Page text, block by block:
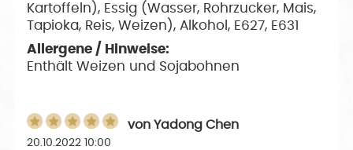
Kartoffeln), Essig (Wasser, Rohrzucker, Mais,
Tapioka, Reis, Weizen), Alkohol, E627, E631
Allergene / Hinweise:
Enthält Weizen und Sojabohnen
vonYadong Chen
20.10.2022 10:00